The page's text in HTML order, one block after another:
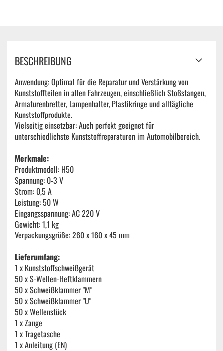
BESCHREIBUNG
Anwendung: Optimal für die Reparatur und Verstärkung von
Kunststoffteilen in allen Fahrzeugen, einschließlich Stoßstangen,
Armaturenbretter, Lampenhalter, Plastikringe und alltägliche
Kunststoffprodukte.
Vielseitig einsetzbar: Auch perfekt geeignet für
unterschiedlichste Kunststoffreparaturen im Automobilbereich.
Merkmale:
Produktmodell: H50
Spannung: 0-3 V
Strom: 0,5 A
Leistung: 50 W
Eingangsspannung: AC 220 V
Gewicht: 1,1 kg
Verpackungsgröße: 260 x 160 x 45 mm
Lieferumfang:
1 x Kunststoffschweißgerät
50 x S-Wellen-Heftklammern
50 x Schweißklammer "M"
50 x Schweißklammer "U"
50 x Wellenstück
1 x Zange
1 x Tragetasche
1 x Anleitung (EN)